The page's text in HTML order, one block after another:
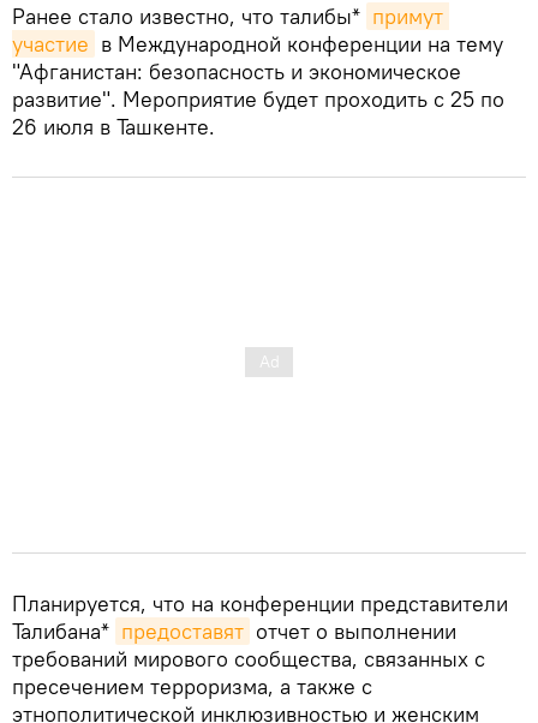
Ранее стало известно, что талибы* примут
участие в Международной конференции на тему
"Афганистан: безопасность и экономическое
развитие". Мероприятие будет проходить с 25 по
26 июля в Ташкенте.
Планируется, что на конференции представители
Талибана* предоставят отчет о выполнении
требований мирового сообщества, связанных с
пресечением терроризма, а также с
этнополитической инклюзивностью и женским